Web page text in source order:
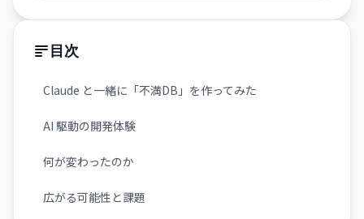
目次
Claude と一緒に「不満DB」を作ってみた
AI 駆動の開発体験
何が変わったのか
広がる可能性と課題